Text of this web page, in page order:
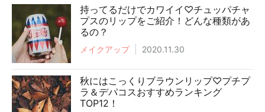
持ってるだけでカワイイ♡チュッパチャ
プスのリップをご紹介！どんな種類があ
るの？
メイクアップ 2020.11.30
秋にはこっくりブラウンリップ♡プチプ
ラ＆デパコスおすすめランキング
TOP12！